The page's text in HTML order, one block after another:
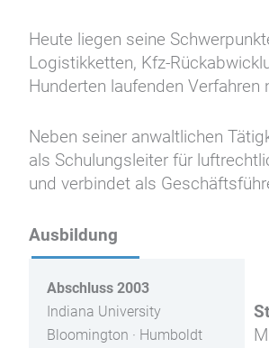
Heute liegen seine
Logistikketten, Kfz-
Hunderten laufenden Verfahren
Neben seiner anwaltlichen
als Schulungsleiter für
und verbindet als
Ausbildung
Abschluss 2003
Indiana University
Bloomington · Humboldt